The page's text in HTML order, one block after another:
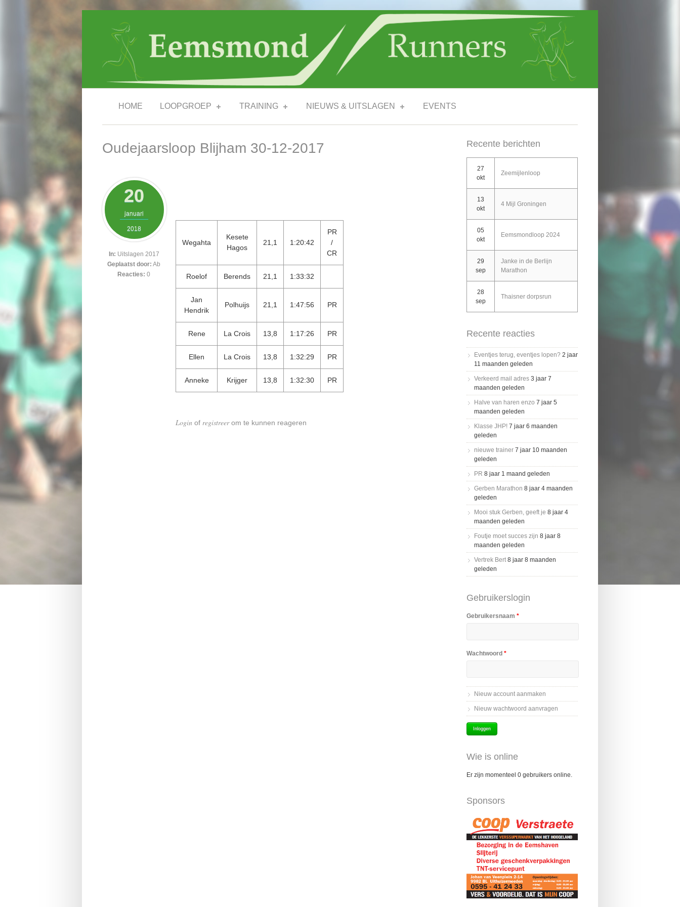
HOME LOOPGROEP TRAINING NIEUWS & UITSLAGEN EVENTS
Oudejaarsloop Blijham 30-12-2017
20
januari
2018
In: Uitslagen 2017
Geplaatst door: Ab
Reacties: 0
Wegahta
Kesete
Hagos
21,1 1:20:42
PR
/
CR
Roelof Berends 21,1 1:33:32
Jan
Hendrik
Polhuijs 21,1 1:47:56 PR
Rene La Crois 13,8 1:17:26 PR
Ellen La Crois 13,8 1:32:29 PR
Anneke Krijger 13,8 1:32:30 PR
Login of registreerom te kunnen reageren
Recente berichten
27
okt
Zeemijlenloop
13
okt
4 Mijl Groningen
05
okt
Eemsmondloop 2024
29
sep
Janke in de Berlijn
Marathon
28
sep
Thaisner dorpsrun
Recente reacties
Eventjes terug, eventjes lopen? 2 jaar
11 maanden geleden
Verkeerd mail adres 3 jaar 7
maanden geleden
Halve van haren enzo 7 jaar 5
maanden geleden
Klasse JHP! 7 jaar 6 maanden
geleden
nieuwe trainer 7 jaar 10 maanden
geleden
PR 8 jaar 1 maand geleden
Gerben Marathon 8 jaar 4 maanden
geleden
Mooi stuk Gerben, geeft je 8 jaar 4
maanden geleden
Foutje moet succes zijn 8 jaar 8
maanden geleden
Vertrek Bert 8 jaar 8 maanden
geleden
Gebruikerslogin
Gebruikersnaam *
Wachtwoord *
Nieuw account aanmaken
Nieuw wachtwoord aanvragen
Wie is online
Er zijn momenteel 0 gebruikers online.
Sponsors